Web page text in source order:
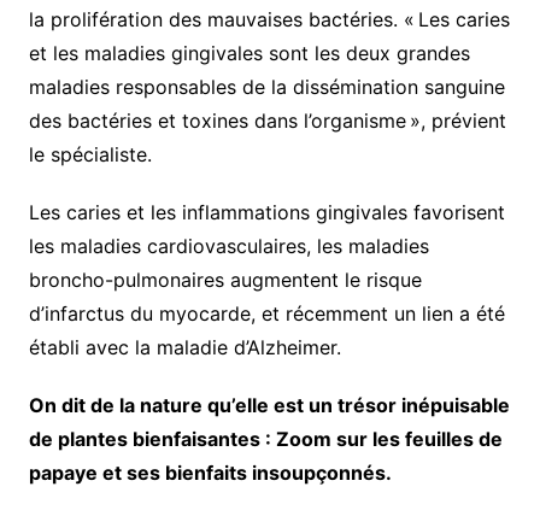
la prolifération des mauvaises bactéries. « Les caries
et les maladies gingivales sont les deux grandes
maladies responsables de la dissémination sanguine
des bactéries et toxines dans l’organisme », prévient
le spécialiste.
Les caries et les inflammations gingivales favorisent
les maladies cardiovasculaires, les maladies
broncho-pulmonaires augmentent le risque
d’infarctus du myocarde, et récemment un lien a été
établi avec la maladie d’Alzheimer.
On dit de la nature qu’elle est un trésor inépuisable
de plantes bienfaisantes : Zoom sur les feuilles de
papaye et ses bienfaits insoupçonnés.